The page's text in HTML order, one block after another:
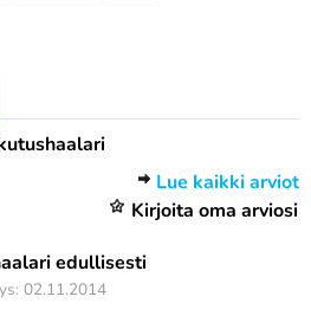
Lue kaikki arviot
Kirjoita oma arviosi
edullisesti
02.11.2014